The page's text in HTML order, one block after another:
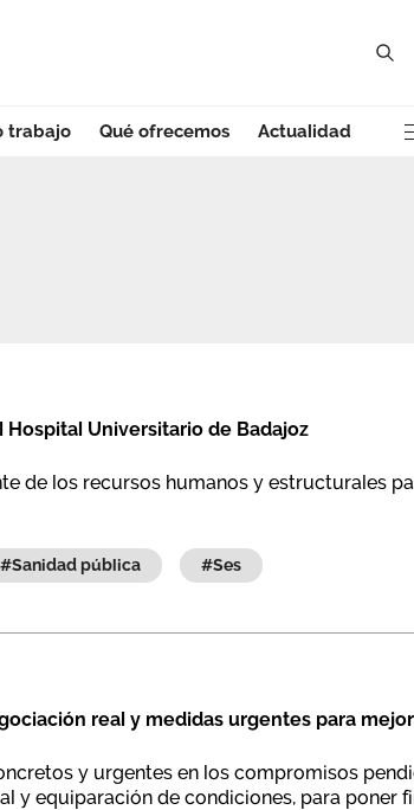
trabajo Qué ofrecemos Actualidad
Universitario de Badajoz
de los recursos humanos y estructurales
#sanidad pública #ses
real y medidas urgentes para
y urgentes en los compromisos
y equiparación de condiciones, para poner